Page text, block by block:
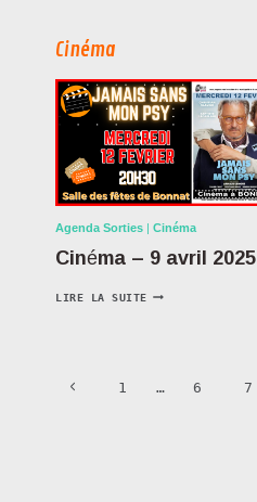
Cinéma
Agenda Sorties Cinéma
Cinéma – 9 avril 2025
LIRE LA SUITE
1 … 6 7